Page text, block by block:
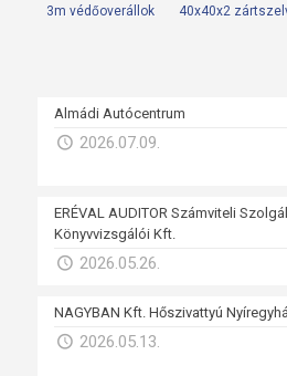
3m védőoverállok 40x40x2
Almádi Autócentrum
2026.07.09.
ERÉVAL AUDITOR Számviteli
Könyvvizsgálói Kft.
2026.05.26.
NAGYBAN Kft. Hőszivattyú
2026.05.13.